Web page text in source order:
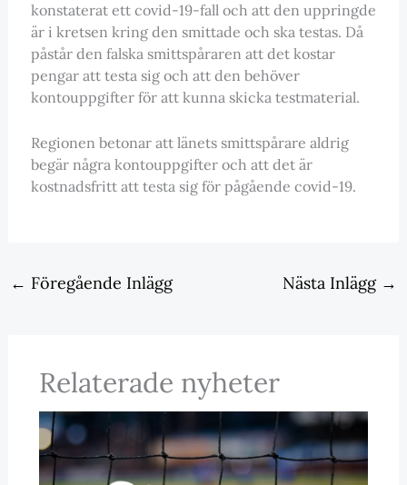
konstaterat ett covid-19-fall och att den uppringde
är i kretsen kring den smittade och ska testas. Då
påstår den falska smittspåraren att det kostar
pengar att testa sig och att den behöver
kontouppgifter för att kunna skicka testmaterial.
Regionen betonar att länets smittspårare aldrig
begär några kontouppgifter och att det är
kostnadsfritt att testa sig för pågående covid-19.
← Föregående Inlägg Nästa Inlägg →
Relaterade nyheter